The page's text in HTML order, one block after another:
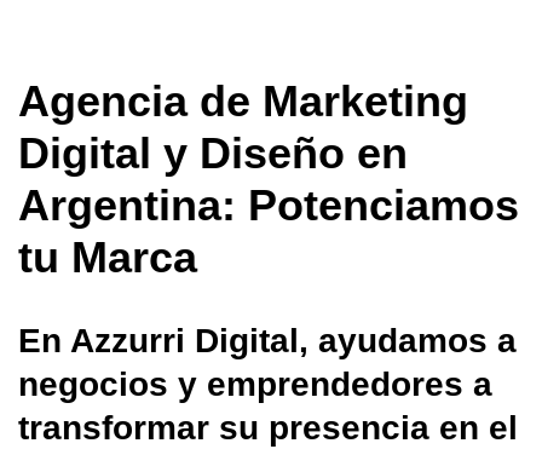
Agencia de Marketing
Digital y Diseño en
Argentina: Potenciamos
tu Marca
En Azzurri Digital, ayudamos a
negocios y emprendedores a
transformar su presencia en el